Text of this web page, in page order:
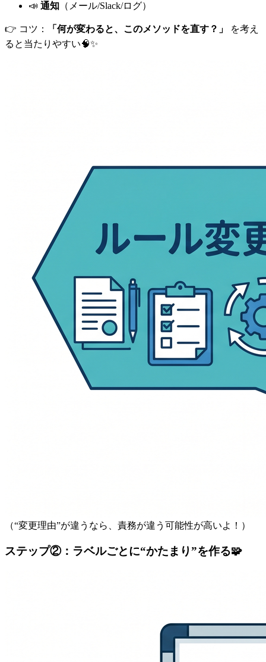
📣 通知 （メール/Slack/ログ）
👉 コツ： 「何が変わると、このメソッドを直す？」
を考え
ると当たりやすい🧠✨
（“変更理由”が違うなら、責務が違う可能性が高いよ！）
ステップ②：ラベルごとに“かたまり”を作る🧩